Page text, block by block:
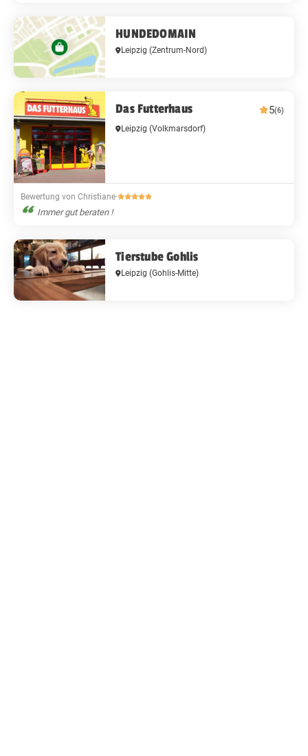
HUNDEDOMAIN
Leipzig(Zentrum-Nord)
Das Futterhaus 5(6)
Leipzig(Volkmarsdorf)
Bewertung von Christiane·
Immer gut beraten !
Tierstube Gohlis
Leipzig(Gohlis-Mitte)